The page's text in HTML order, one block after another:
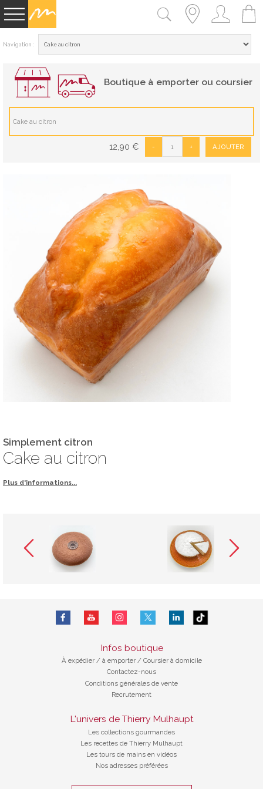
Navigation :
Boutique à emporter ou coursier
Cake au citron
12,90 € - + AJOUTER
Simplement citron
Cake au citron
Plus d'informations...
Infos boutique
À expédier / à emporter / Coursier à domicile
Contactez-nous
Conditions générales de vente
Recrutement
L'univers de Thierry Mulhaupt
Les collections gourmandes
Les recettes de Thierry Mulhaupt
Les tours de mains en vidéos
Nos adresses préférées